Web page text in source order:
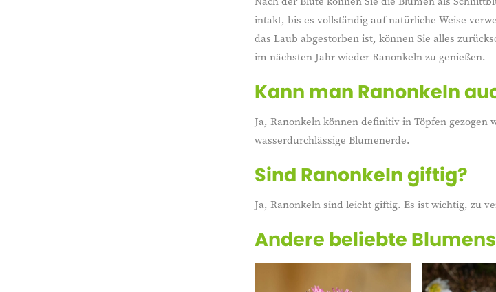
intakt, bis es vollständig auf natürliche Weise
das Laub abgestorben ist, können Sie alles
im nächsten Jahr wieder Ranonkeln zu genießen.
Kann man Ranonkeln
Ja, Ranonkeln können definitiv in Töpfen gezogen
wasserdurchlässige Blumenerde.
Sind Ranonkeln giftig?
Ja, Ranonkeln sind leicht giftig. Es ist wichtig, zu
Andere beliebte